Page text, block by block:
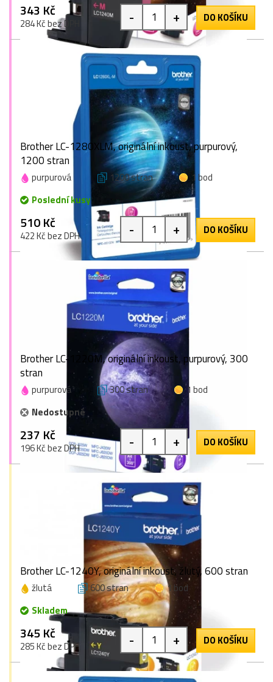
343 Kč
284 Kč bez DPH - + DO KOŠÍKU
Brother LC-1280XLM, originální inkoust, purpurový,
1200 stran
purpurová 1200 stran
1 bod
Poslední kusy
510 Kč
422 Kč bez DPH - + DO KOŠÍKU
Brother LC-1220M, originální inkoust, purpurový, 300
stran
purpurová 300 stran
1 bod
Nedostupné
237 Kč
196 Kč bez DPH - + DO KOŠÍKU
Brother LC-1240Y, originální inkoust, žlutý, 600 stran
žlutá 600 stran
1 bod
Skladem
345 Kč
285 Kč bez DPH - + DO KOŠÍKU